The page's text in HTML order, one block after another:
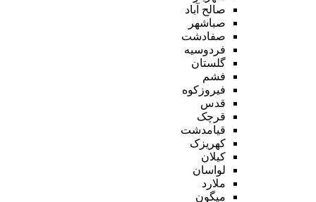
صالح آباد
صباشهر
صفادشت
فردوسیه
گلستان
فشم
فیروزکوه
قدس
قرچک
قیامدشت
کهریزک
کیلان
لواسان
ملارد
میگون